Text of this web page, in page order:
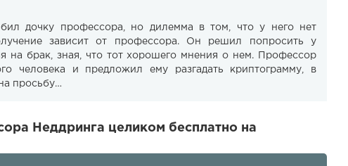
дочку профессора, но дилемма в том, что у него нет
зависит от профессора. Он решил попросить у
на брак, зная, что тот хорошего мнения о нем. Профессор
человека и предложил ему разгадать криптограмму, в
просьбу…
Неддринга целиком бесплатно на